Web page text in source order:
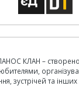
КЛАН –
зустрічей та інших